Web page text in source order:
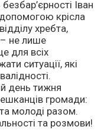
Іван
крісла
хребта,
не лише
для всіх
ситуації, які
день тижня
громади:
молоді разом.
та розмови!